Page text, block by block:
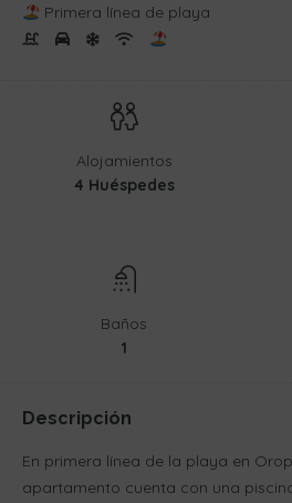
Primera línea de playa
Alojamientos
4 Huéspedes
Baños
1
Descripción
En primera línea de la playa en
apartamento cuenta con una